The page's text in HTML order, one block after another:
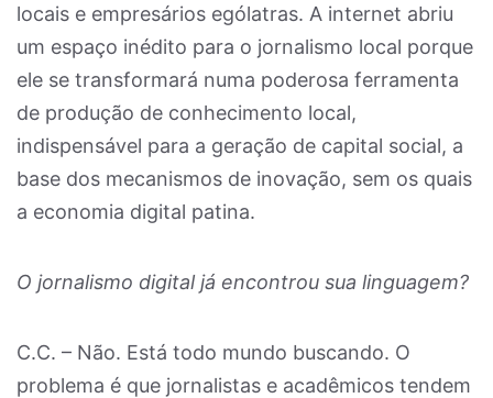
locais e empresários ególatras. A internet abriu
um espaço inédito para o jornalismo local porque
ele se transformará numa poderosa ferramenta
de produção de conhecimento local,
indispensável para a geração de capital social, a
base dos mecanismos de inovação, sem os quais
a economia digital patina.
O jornalismo digital já encontrou sua linguagem?
C.C. – Não. Está todo mundo buscando. O
problema é que jornalistas e acadêmicos tendem